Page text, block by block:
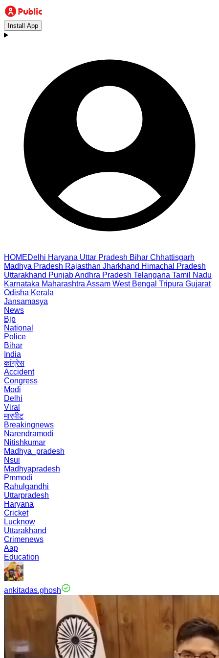
Install App
HOMEDelhi Haryana Uttar Pradesh Bihar Chhattisgarh
Madhya Pradesh Rajasthan Jharkhand Himachal Pradesh
Uttarakhand PunjabAndhra Pradesh Telangana Tamil Nadu
Karnataka Maharashtra Assam West Bengal Tripura Gujarat
Odisha Kerala
Jansamasya
News
Bjp
National
Police
Bihar
India
कांग्रेस
Accident
Congress
Modi
Delhi
Viral
मारपीट
Breakingnews
Narendramodi
Nitishkumar
Madhya_pradesh
Nsui
Madhyapradesh
Pmmodi
Rahulgandhi
Uttarpradesh
Haryana
Cricket
Lucknow
Uttarakhand
Crimenews
Aap
Education
ankitadas.ghosh